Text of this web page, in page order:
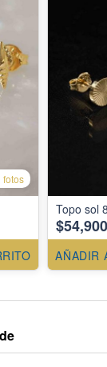
fotos
Topo sol
$54,900
AÑADIR